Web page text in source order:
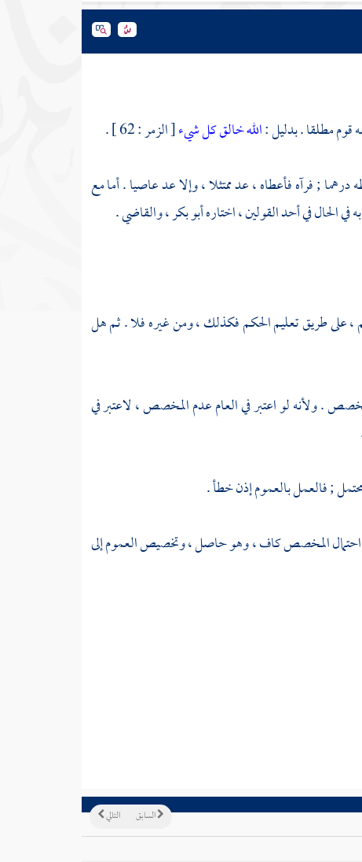
قوم مطلقا . بدليل :الله خالق كل شيء[ الزمر : 62 ] .
; فرآه فأعطاه ، عد ممتثلا ، وإلا عد عاصيا . أما مع
الحال في أحد القولين ، اختارهأبو بكر ،والقاضي.
، على طريق تعليم الحكم فكذلك ، ومن غيره فلا . ثم هل
. ولأنه لو اعتبر في العام عدم المخصص ، لاعتبر في
; فالعمل بالعموم إذن خطأ .
احتمال المخصص كاف ، وهو حاصل ، وتخصيص العموم إلى
التالي السابق